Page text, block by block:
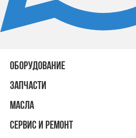
ОБОРУДОВАНИЕ
ЗАПЧАСТИ
МАСЛА
СЕРВИС И РЕМОНТ